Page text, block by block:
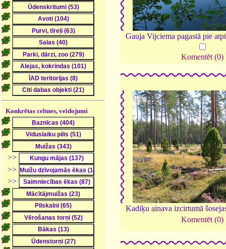
Konkrētas celtnes, veidojumi
>>
>>
>>
Gauja Vijciema pagastā pie
Komentēt (0)
Kadiķu ainava izcirtumā
Komentēt (0)